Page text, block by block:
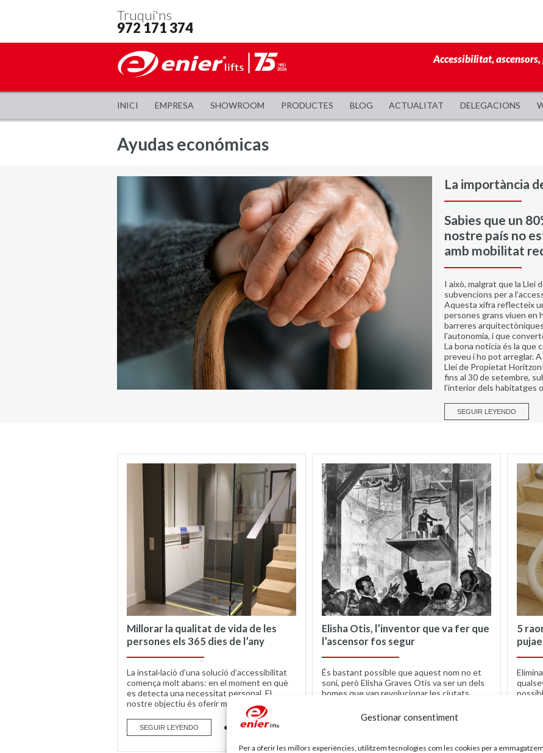
Gestionar consentiment
Per a oferir les millors experiències, utilitzem tecnologies com les cookies per a
Truqui'ns
972 171 374
Accessibilitat,
INICI EMPRESA SHOWROOM PRODUCTES BLOG ACTUALITAT DELEGACIONS
Ayudas económicas
La importància
Sabies que un
nostre país no
amb mobilitat
I això, malgrat que la Llei
subvencions per a
Aquesta xifra reflecteix
persones grans viuen en
barreres
l’autonomia, i que
La bona notícia és la que
preveu i ho pot arreglar.
Llei de Propietat
fins al 30 de setembre,
l’interior dels habitatges
SEGUIR LEYENDO
Millorar la qualitat de vida de les
persones els 365 dies de l’any
La instal·lació d’una solució d’accessibilitat
comença molt abans: en el moment en què
es detecta una necessitat personal. El
nostre objectiu és oferir més...
SEGUIR LEYENDO
Elisha Otis, l’inventor que va fer que
l’ascensor fos segur
És bastant possible que aquest nom no et
soni, però Elisha Graves Otis va ser un dels
homes que van revolucionar les ciutats,
5